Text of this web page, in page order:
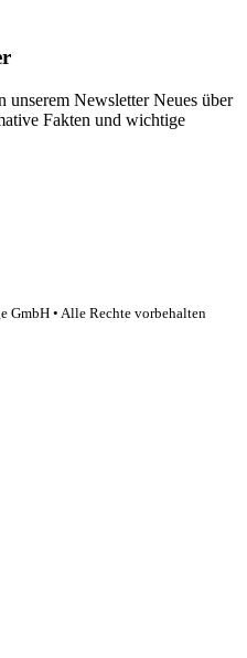
Newsletter Neues über
Fakten und wichtige
GmbH • Alle Rechte vorbehalten